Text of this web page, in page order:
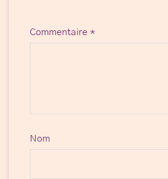
Commentaire *
Nom